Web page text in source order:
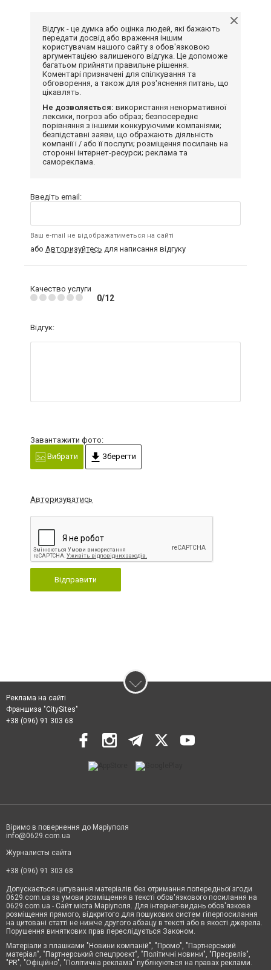
Відгук - це думка або оцінка людей, які бажають
передати досвід або враження іншим
користувачам нашого сайту з обов'язковою
аргументацією залишеного відгука. Це допоможе
багатьом прийняти правильне рішення.
Коментарі призначені для спілкування та
обговорення, а також для роз'яснення питань, що
цікавлять.
Не дозволяється: використання ненормативної
лексики, погроз або образ; безпосереднє
порівняння з іншими конкуруючими компаніями;
безпідставні заяви, що ображають діяльність
компанії і / або її послуги; розміщення посилань на
сторонні інтернет-ресурси; реклама та
самореклама.
Введіть email:
Ваш e-mail не відображатиметься на сайті
або Авторизуйтесь для написання відгуку
Качество услуги
0/12
Відгук:
Завантажити фото:
Вибрати
Зберегти
Авторизуватись
Відправити
Реклама на сайті
Франшиза "CitySites"
+38 (096) 91 303 68
Віримо в повернення до Маріуполя
info@0629.com.ua
Журналисты сайта
+38 (096) 91 303 68
Допускається цитування матеріалів без отримання попередньої згоди
0629.com.ua за умови розміщення в тексті обов'язкового посилання на
0629.com.ua - Сайт міста Маріуполя. Для інтернет-видань обов'язкове
розміщення прямого, відкритого для пошукових систем гіперпосилання
на цитовані статті не нижче другого абзацу в тексті або в якості джерела.
Порушення виняткових прав переслідується Законом.
Матеріали з плашками "Новини компаній", "Промо", "Партнерський
матеріал", "Партнерський спецпроєкт", "Політичні новини", "Пресреліз",
"PR", "Офіційно", "Політична реклама" публікуються на правах реклами.